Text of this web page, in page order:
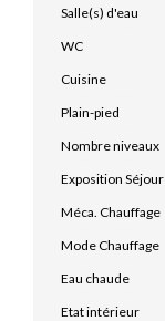
Salle(s) d'eau
WC
Cuisine
Plain-pied
Nombre niveaux
Exposition Séjour
Méca. Chauffage
Mode Chauffage
Eau chaude
Etat intérieur